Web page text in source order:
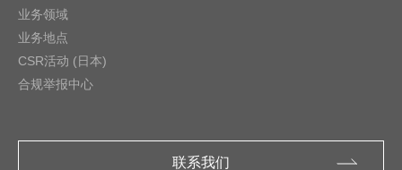
业务领域
业务地点
CSR活动 (日本)
合规举报中心
联系我们